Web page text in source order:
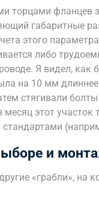
торцами фланцев
габаритные
этого
либо
Я видел, как
на 10 мм
стягивали
месяц этот
стандартами
и
«грабли», на